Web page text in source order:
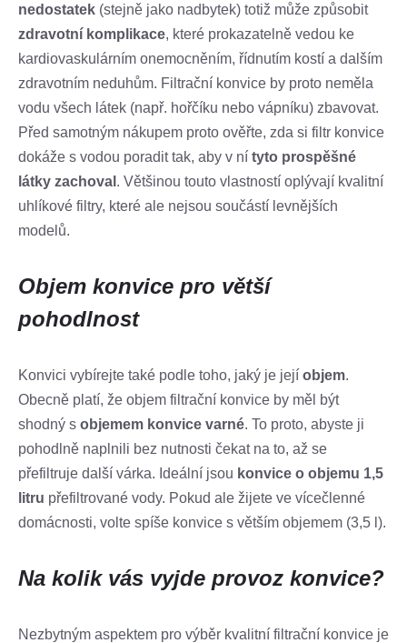
nedostatek (stejně jako nadbytek) totiž může způsobit
zdravotní komplikace, které prokazatelně vedou ke
kardiovaskulárním onemocněním, řídnutím kostí a dalším
zdravotním neduhům. Filtrační konvice by proto neměla
vodu všech látek (např. hořčíku nebo vápníku) zbavovat.
Před samotným nákupem proto ověřte, zda si filtr konvice
dokáže s vodou poradit tak, aby v ní tyto prospěšné
látky zachoval . Většinou touto vlastností oplývají kvalitní
uhlíkové filtry, které ale nejsou součástí levnějších
modelů.
Objem konvice pro větší
pohodlnost
Konvici vybírejte také podle toho, jaký je její objem.
Obecně platí, že objem filtrační konvice by měl být
shodný s objemem konvice varné. To proto, abyste ji
pohodlně naplnili bez nutnosti čekat na to, až se
přefiltruje další várka. Ideální jsou konvice o objemu 1,5
litru přefiltrované vody. Pokud ale žijete ve vícečlenné
domácnosti, volte spíše konvice s větším objemem (3,5 l).
Na kolik vás vyjde provoz konvice?
Nezbytným aspektem pro výběr kvalitní filtrační konvice je